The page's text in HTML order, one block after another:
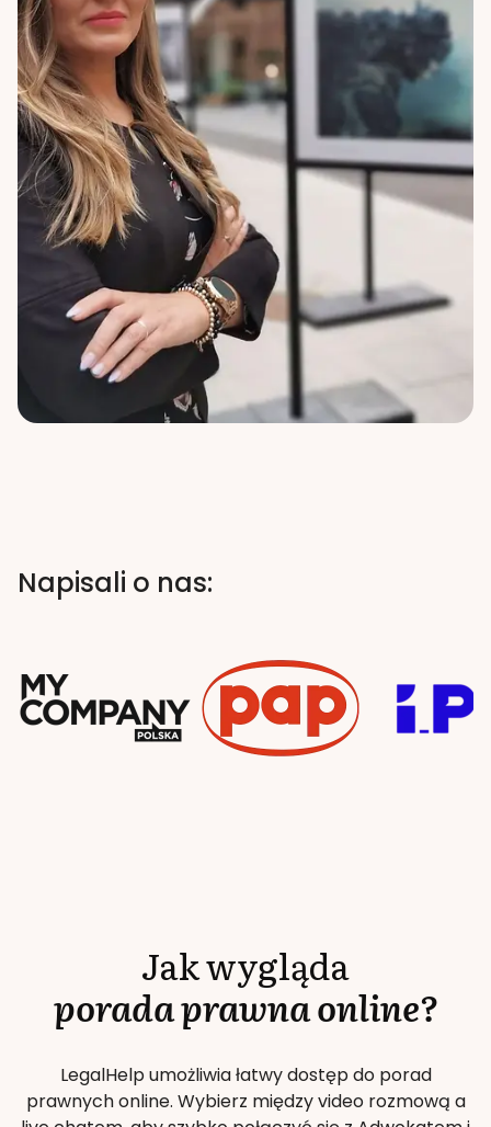
Napisali o nas:
Jak wygląda
porada prawna online?
LegalHelp umożliwia łatwy dostęp do porad
prawnych online. Wybierz między video rozmową a